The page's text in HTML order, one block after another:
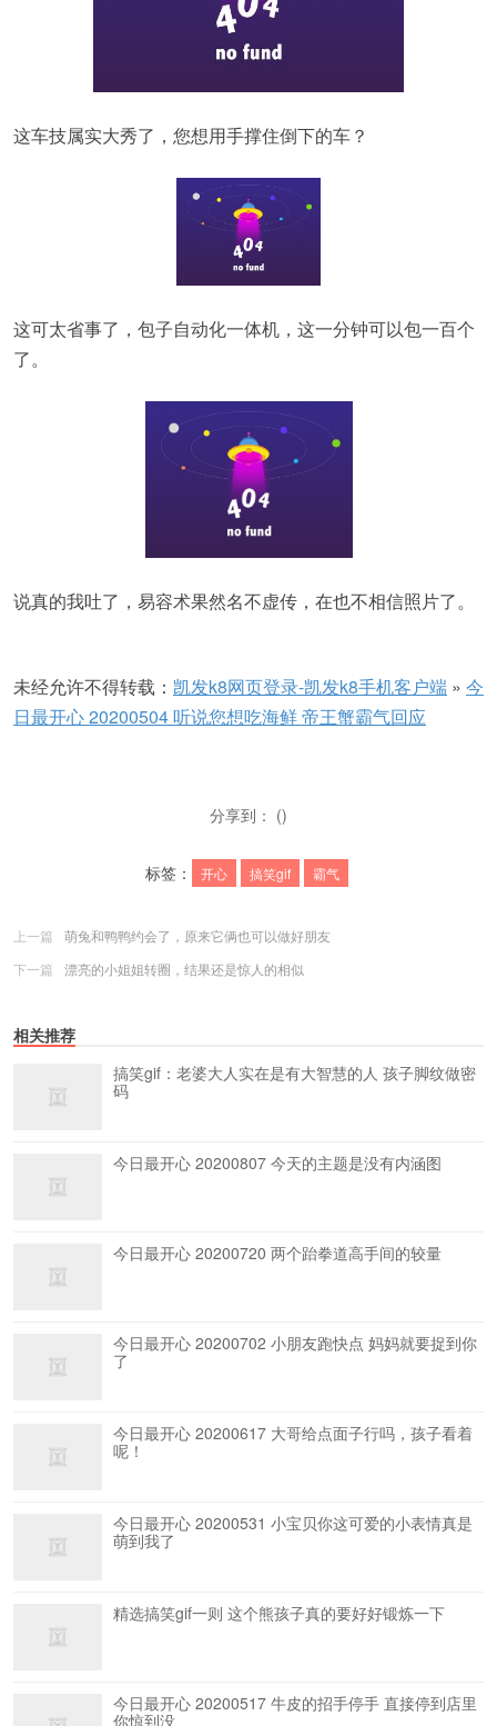
这车技属实大秀了，您想用手撑住倒下的车？
这可太省事了，包子自动化一体机，这一分钟可以包一百个
了。
说真的我吐了，易容术果然名不虚传，在也不相信照片了。
未经允许不得转载： 凯发k8网页登录-凯发k8手机客户端 » 今
日最开心 20200504 听说您想吃海鲜 帝王蟹霸气回应
分享到： ()
标签： 开心 搞笑gif 霸气
上一篇
萌兔和鸭鸭约会了，原来它俩也可以做好朋友
下一篇
漂亮的小姐姐转圈，结果还是惊人的相似
相关推荐
搞笑gif：老婆大人实在是有大智慧的人 孩子脚纹做密
码
今日最开心 20200807 今天的主题是没有内涵图
今日最开心 20200720 两个跆拳道高手间的较量
今日最开心 20200702 小朋友跑快点 妈妈就要捉到你
了
今日最开心 20200617 大哥给点面子行吗，孩子看着
呢！
今日最开心 20200531 小宝贝你这可爱的小表情真是
萌到我了
精选搞笑gif一则 这个熊孩子真的要好好锻炼一下
今日最开心 20200517 牛皮的招手停手 直接停到店里
你惊到没